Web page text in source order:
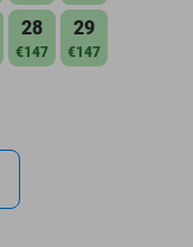
28
€147
29
€147